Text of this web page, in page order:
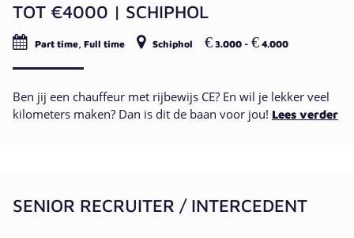
TOT €4000 | SCHIPHOL
Part time, Full time Schiphol € 3.000 - € 4.000
Ben jij een chauffeur met rijbewijs CE? En wil je lekker veel
kilometers maken? Dan is dit de baan voor jou! Lees verder
SENIOR RECRUITER / INTERCEDENT